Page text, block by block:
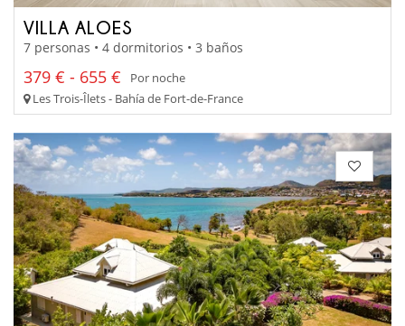
VILLA ALOES
7 personas • 4 dormitorios • 3 baños
379 € - 655 €
Por noche
Les Trois-Îlets - Bahía de Fort-de-France